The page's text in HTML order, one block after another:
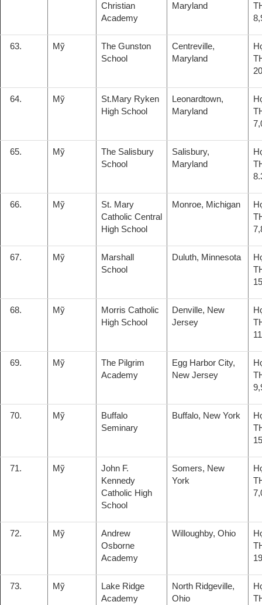
Christian
Academy
Maryland
63. Mỹ
The Gunston
School
Centreville,
Maryland
64. Mỹ
St.Mary Ryken
High School
Leonardtown,
Maryland
65. Mỹ
The Salisbury
School
Salisbury,
Maryland
66. Mỹ
St. Mary
Catholic Central
High School
Monroe, Michigan
67. Mỹ
Marshall
School
Duluth, Minnesota
68. Mỹ
Morris Catholic
High School
Denville, New
Jersey
69. Mỹ
The Pilgrim
Academy
Egg Harbor City,
New Jersey
70. Mỹ
Buffalo
Seminary
Buffalo, New York
71. Mỹ
John F.
Kennedy
Catholic High
School
Somers, New
York
72. Mỹ
Andrew
Osborne
Academy
Willoughby, Ohio
73. Mỹ
Lake Ridge
Academy
North Ridgeville,
Ohio